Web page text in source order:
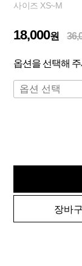
사이즈 XS~M
18,000원
옵션을 선택해
장바